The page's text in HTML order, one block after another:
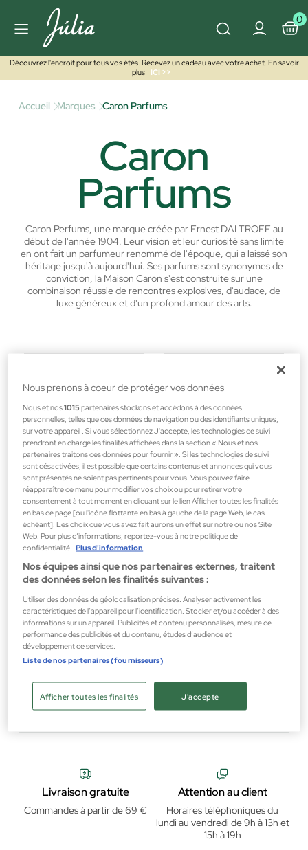
0
Découvrez l'endroit pour tous vos étés. Recevez un cadeau avec votre achat. En savoir
plus
ICI >>
Accueil Marques Caron Parfums
Caron
Parfums
Caron Perfums, une marque créée par Ernest DALTROFF au
début de l'année 1904. Leur vision et leur curiosité sans limite
en ont fait un parfumeur renommé de l'époque, qui a laissé son
héritage jusqu'à aujourd'hui. Ses parfums sont synonymes de
conviction, la Maison Caron s'est construite sur une
combinaison réussie de rencontres explosives, d'audace, de
luxe généreux et d'un profond amour des arts.
Caron Parfums
Poudres libres Classic Sable
Poudres Libres
31,20 €
Livraison gratuite
Commandes à partir de 69 €
Attention au client
Horaires téléphoniques du
lundi au vendredi de 9h à 13h et
15h à 19h
Nous prenons à coeur de protéger vos données
Nous et nos1015 partenaires stockons et accédons à des données
personnelles, telles que des données de navigation ou des identifiants uniques,
sur votre appareil . Si vous sélectionnez J'accepte, les technologies de suivi
prendront en charge les finalités affichées dans la section « Nous et nos
partenaires traitons des données pour fournir ». Si les technologies de suivi
sont désactivées, il est possible que certains contenus et annonces qui vous
sont présentés ne soient pas pertinents pour vous. Vous pouvez faire
réapparaître ce menu pour modifier vos choix ou pour retirer votre
consentement à tout moment en cliquant sur le lien Afficher toutes les finalités
en bas de page [ou l'icône flottante en bas à gauche de la page Web, le cas
échéant]. Les choix que vous avez fait aurons un effet sur notre ou nos Site
Web. Pour plus d’informations, reportez-vous à notre politique de
confidentialité. Plus d'information
Nos équipes ainsi que nos partenaires externes, traitent
des données selon les finalités suivantes :
Utiliser des données de géolocalisation précises. Analyser activement les
caractéristiques de l’appareil pour l’identification. Stocker et/ou accéder à des
informations sur un appareil. Publicités et contenu personnalisés, mesure de
performance des publicités et du contenu, études d’audience et
développement de services.
Liste de nos partenaires (fournisseurs)
J'accepte
Afficher toutes les finalités